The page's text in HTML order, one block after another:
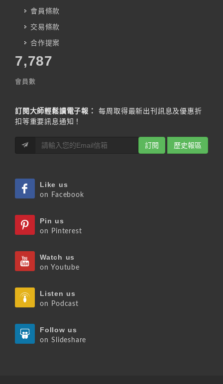
會員條款
交易條款
合作提案
7,787
會員數
訂閱大師輕鬆讀電子報：
每周取得最新出刊訊息及優惠折
扣等重要訊息通知！
訂閱 歷史報區
Like us
on Facebook
Pin us
on Pinterest
Watch us
on Youtube
Listen us
on Podcast
Follow us
on Slideshare